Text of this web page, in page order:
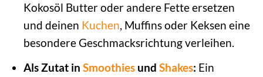
Kokosöl Butter oder andere Fette ersetzen
und deinen Kuchen, Muffins oder Keksen eine
besondere Geschmacksrichtung verleihen.
Als Zutat in Smoothiesund Shakes: Ein